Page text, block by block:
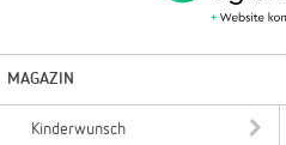
MAGAZIN
Kinderwunsch